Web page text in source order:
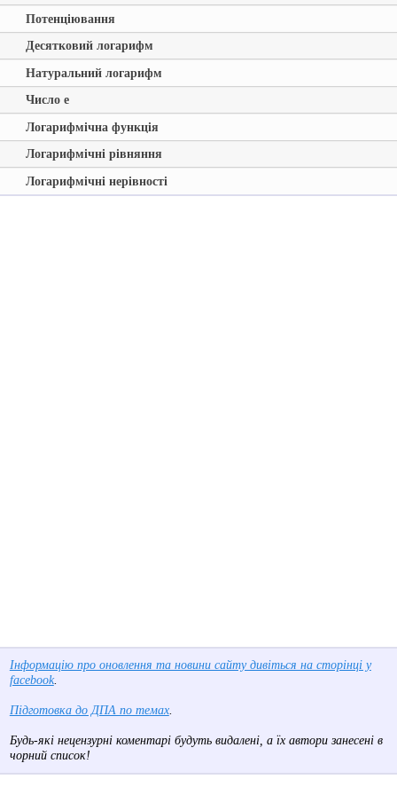
Потенціювання
Десятковий логарифм
Натуральний логарифм
Число е
Логарифмічна функція
Логарифмічні рівняння
Логарифмічні нерівності
Інформацію про оновлення та новини сайту дивіться на сторінці у
facebook.
Підготовка до ДПА по темах.
Будь-які нецензурні коментарі будуть видалені, а їх автори занесені в
чорний список!